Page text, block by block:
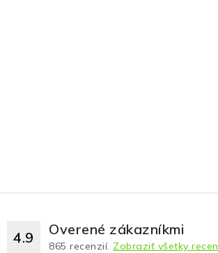
4.9 Overené zákazníkmi
865 recenzií. Zobraziť všetky